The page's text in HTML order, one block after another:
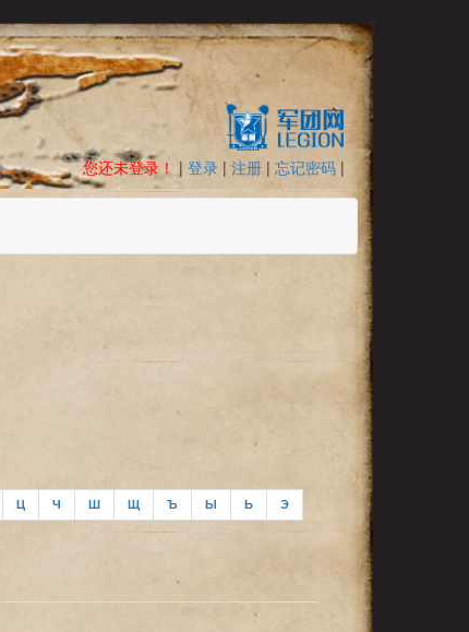
您还未登录！ | 登录 | 注册 | 忘记密码 |
Ц Ч Ш Щ Ъ Ы Ь Э